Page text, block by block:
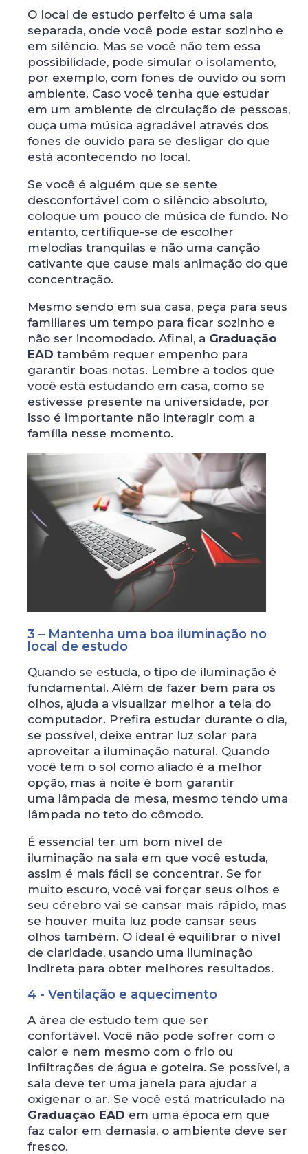
O local de estudo perfeito é uma sala
separada, onde você pode estar sozinho e
em silêncio. Mas se você não tem essa
possibilidade, pode simular o isolamento,
por exemplo, com fones de ouvido ou som
ambiente. Caso você tenha que estudar
em um ambiente de circulação de pessoas,
ouça uma música agradável através dos
fones de ouvido para se desligar do que
está acontecendo no local.
Se você é alguém que se sente
desconfortável com o silêncio absoluto,
coloque um pouco de música de fundo. No
entanto, certifique-se de escolher
melodias tranquilas e não uma canção
cativante que cause mais animação do que
concentração.
Mesmo sendo em sua casa, peça para seus
familiares um tempo para ficar sozinho e
não ser incomodado. Afinal, a Graduação
EAD também requer empenho para
garantir boas notas. Lembre a todos que
você está estudando em casa, como se
estivesse presente na universidade, por
isso é importante não interagir com a
família nesse momento.
3 – Mantenha uma boa iluminação no
local de estudo
Quando se estuda, o tipo de iluminação é
fundamental. Além de fazer bem para os
olhos, ajuda a visualizar melhor a tela do
computador. Prefira estudar durante o dia,
se possível, deixe entrar luz solar para
aproveitar a iluminação natural. Quando
você tem o sol como aliado é a melhor
opção, mas à noite é bom garantir
uma lâmpada de mesa, mesmo tendo uma
lâmpada no teto do cômodo.
É essencial ter um bom nível de
iluminação na sala em que você estuda,
assim é mais fácil se concentrar. Se for
muito escuro, você vai forçar seus olhos e
seu cérebro vai se cansar mais rápido, mas
se houver muita luz pode cansar seus
olhos também. O ideal é equilibrar o nível
de claridade, usando uma iluminação
indireta para obter melhores resultados.
4 - Ventilação e aquecimento
A área de estudo tem que ser
confortável. Você não pode sofrer com o
calor e nem mesmo com o frio ou
infiltrações de água e goteira. Se possível, a
sala deve ter uma janela para ajudar a
oxigenar o ar. Se você está matriculado na
Graduação EAD em uma época em que
faz calor em demasia, o ambiente deve ser
fresco.